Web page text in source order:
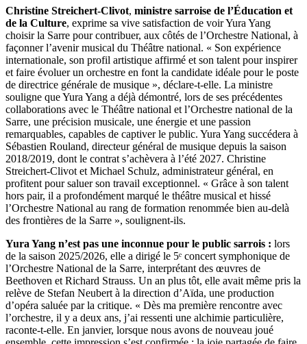
Christine Streichert-Clivot, ministre sarroise de l’Éducation et
de la Culture, exprime sa vive satisfaction de voir Yura Yang
choisir la Sarre pour contribuer, aux côtés de l’Orchestre National, à
façonner l’avenir musical du Théâtre national. « Son expérience
internationale, son profil artistique affirmé et son talent pour inspirer
et faire évoluer un orchestre en font la candidate idéale pour le poste
de directrice générale de musique », déclare-t-elle. La ministre
souligne que Yura Yang a déjà démontré, lors de ses précédentes
collaborations avec le Théâtre national et l’Orchestre national de la
Sarre, une précision musicale, une énergie et une passion
remarquables, capables de captiver le public. Yura Yang succédera à
Sébastien Rouland, directeur général de musique depuis la saison
2018/2019, dont le contrat s’achèvera à l’été 2027. Christine
Streichert-Clivot et Michael Schulz, administrateur général, en
profitent pour saluer son travail exceptionnel. « Grâce à son talent
hors pair, il a profondément marqué le théâtre musical et hissé
l’Orchestre National au rang de formation renommée bien au-delà
des frontières de la Sarre », soulignent-ils.
Yura Yang n’est pas une inconnue pour le public sarrois : lors
de la saison 2025/2026, elle a dirigé le 5ᵉ concert symphonique de
l’Orchestre National de la Sarre, interprétant des œuvres de
Beethoven et Richard Strauss. Un an plus tôt, elle avait même pris la
relève de Stefan Neubert à la direction d’Aïda, une production
d’opéra saluée par la critique. « Dès ma première rencontre avec
l’orchestre, il y a deux ans, j’ai ressenti une alchimie particulière,
raconte-t-elle. En janvier, lorsque nous avons de nouveau joué